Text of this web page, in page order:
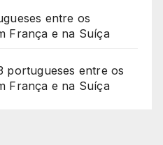
entre os
França e na Suíça
portugueses entre os
França e na Suíça